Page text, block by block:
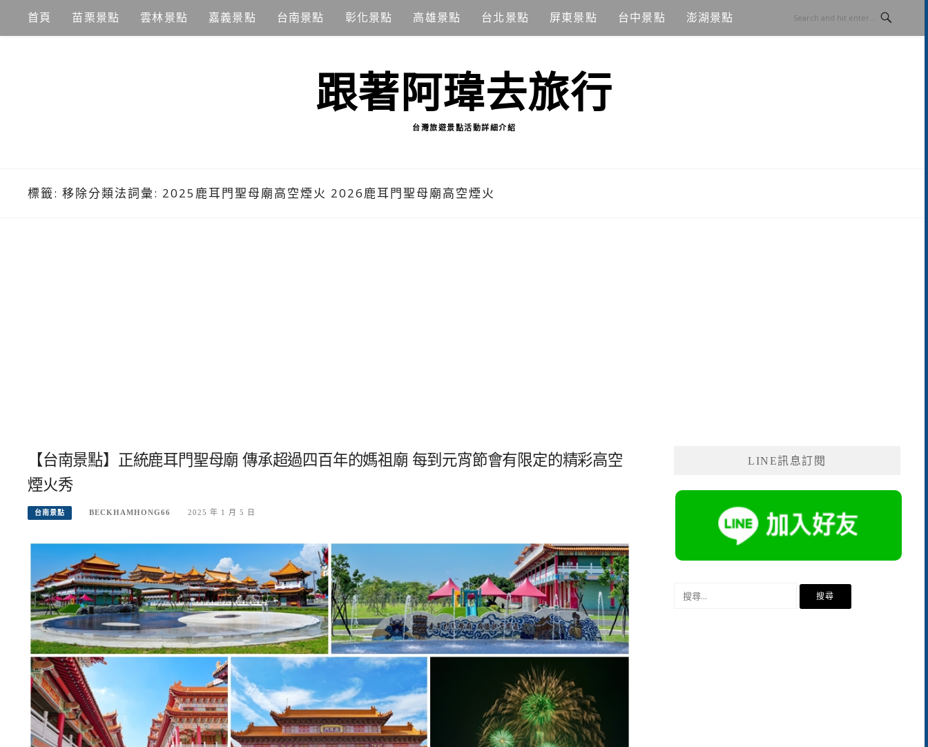
content
首頁 苗栗景點 雲林景點 嘉義景點 台南景點 彰化景點 高雄景點 台北景點 屏東景點 台中景點 澎湖景點
跟著阿瑋去旅行
台灣旅遊景點活動詳細介紹
標籤: 移除分類法詞彙: 2025鹿耳門聖母廟高空煙火 2026鹿耳門聖母廟高空煙火
【台南景點】正統鹿耳門聖母廟 傳承超過四百年的媽祖廟 每到元宵節會有限定的精彩高空
煙火秀
台南景點 BECKHAMHONG66 2025 年 1 月 5 日
LINE訊息訂閱